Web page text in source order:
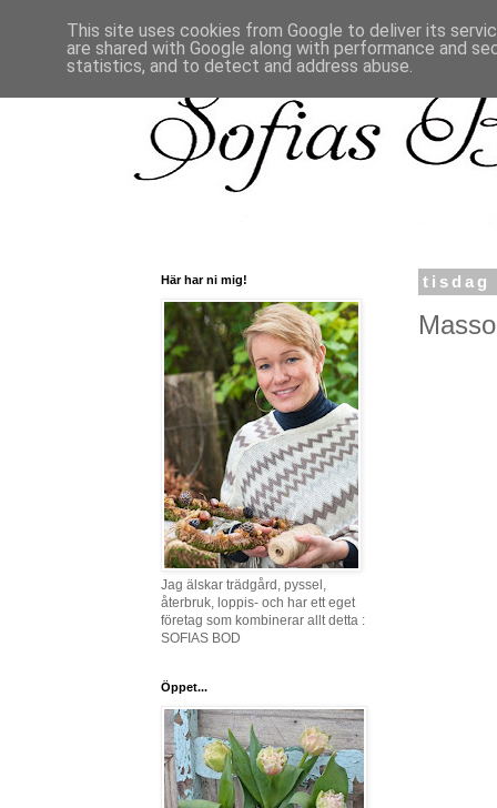
tisdag
Här har ni mig!
Jag älskar trädgård, pyssel,
återbruk, loppis- och har ett eget
företag som kombinerar allt detta :
SOFIAS BOD
Öppet...
This site uses cookies from Google to deliver its
are shared with Google along with performance and
statistics, and to detect and address abuse.